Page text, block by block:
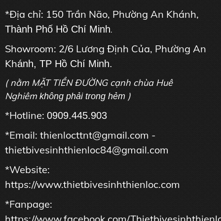
*Địa chỉ: 150 Trần Não, Phường An Khánh,
Thành Phố Hồ Chí Minh.
Showroom: 2/6 Lương Định Của, Phường An
Khánh, TP Hồ Chí Minh.
( nằm MẶT TIỀN ĐƯỜNG cạnh chùa Huê
Nghiêm không phải trong hẻm )
*Hotline: 0909.445.903
*Email: thienlocttnt@gmail.com -
thietbivesinhthienloc84@gmail.com
*Website:
https://www.thietbivesinhthienloc.com
*Fanpage: